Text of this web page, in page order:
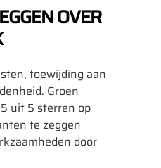
OVER
toewijding aan
Groen
uit 5 sterren op
te zeggen
door